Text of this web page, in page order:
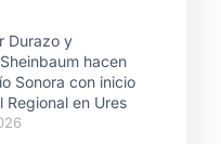
Durazo y
hacen
Sonora con inicio
Regional en Ures